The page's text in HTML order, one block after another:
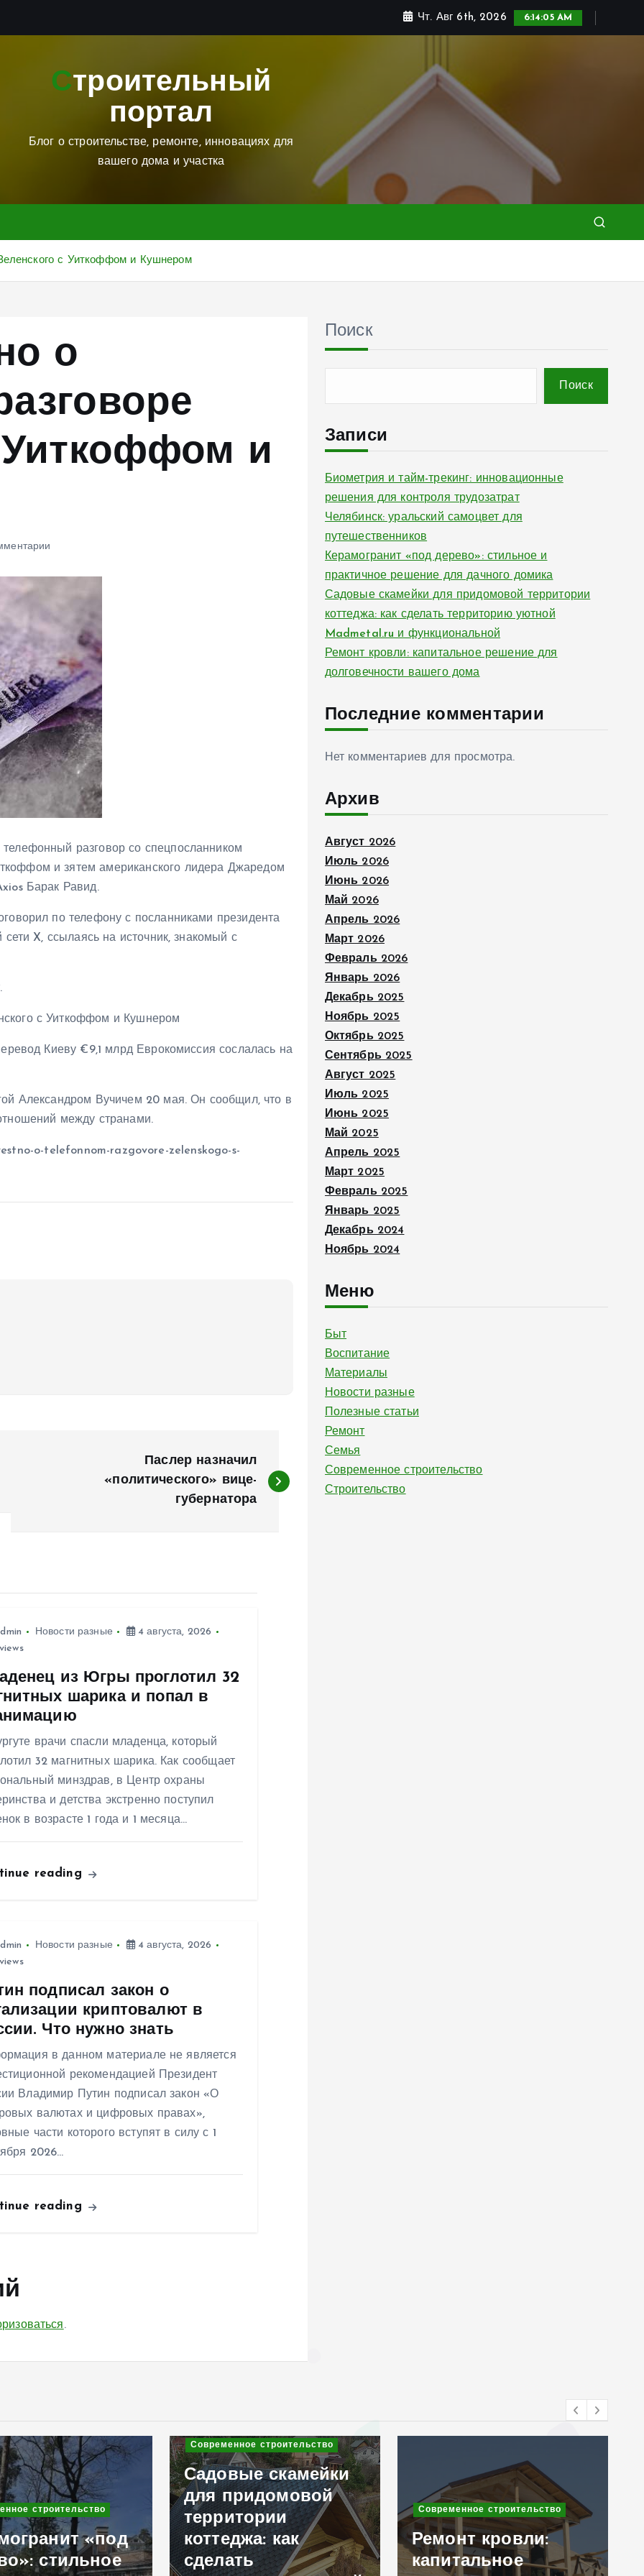
Чт. Авг 6th, 2026 6:14:07 AM
Строительный
портал
Блог о строительстве, ремонте, инновациях для
вашего дома и участка
с Уиткоффом и Кушнером
о
Уиткоффом и
разговор со спецпосланником
и зятем американского лидера Джаредом
Барак Равид.
по телефону с посланниками президента
X, ссылаясь на источник, знакомый с
Киеву €9,1 млрд Еврокомиссия сослалась на
Александром Вучичем 20 мая. Он сообщил, что в
между странами.
o-telefonnom-razgovore-zelenskogo-s-
Паслер назначил
«политического» вице-
губернатора
Новости разные
4 августа, 2026
из Югры проглотил 32
шарика и попал в
врачи спасли младенца, который
32 магнитных шарика. Как сообщает
минздрав, в Центр охраны
и детства экстренно поступил
в возрасте 1 года и 1 месяца…
reading
Новости разные
4 августа, 2026
подписал закон о
криптовалют в
Что нужно знать
в данном материале не является
рекомендацией Президент
Владимир Путин подписал закон «О
валютах и цифровых правах»,
части которого вступят в силу с 1
2026…
reading
.
Поиск
Поиск
Записи
Биометрия и тайм-трекинг: инновационные
решения для контроля трудозатрат
Челябинск: уральский самоцвет для
путешественников
Керамогранит «под дерево»: стильное и
практичное решение для дачного домика
Садовые скамейки для придомовой территории
коттеджа: как сделать территорию уютной
Madmetal.ru и функциональной
Ремонт кровли: капитальное решение для
долговечности вашего дома
Последние комментарии
Нет комментариев для просмотра.
Архив
Август 2026
Июль 2026
Июнь 2026
Май 2026
Апрель 2026
Март 2026
Февраль 2026
Январь 2026
Декабрь 2025
Ноябрь 2025
Октябрь 2025
Сентябрь 2025
Август 2025
Июль 2025
Июнь 2025
Май 2025
Апрель 2025
Март 2025
Февраль 2025
Январь 2025
Декабрь 2024
Ноябрь 2024
Меню
Быт
Воспитание
Материалы
Новости разные
Полезные статьи
Ремонт
Семья
Современное строительство
Строительство
строительство
скамейки
как
Современное строительство
Ремонт кровли:
капитальное
Современное строительство
Клинкерный кирпич
в дизайне
интерьера и